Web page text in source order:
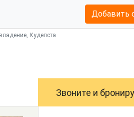
Добавить
Кудепста
Звоните и